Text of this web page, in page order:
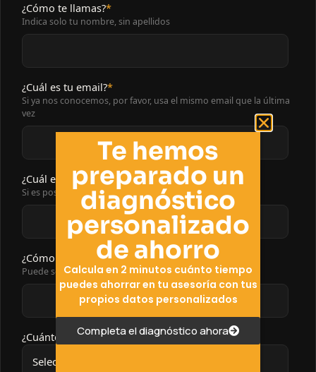
¿Cómo te llamas?*
Indica solo tu nombre, sin apellidos
¿Cuál es tu email?*
Si ya nos conocemos, por favor, usa el mismo email que la última
vez
¿Cuál es tu teléfono?*
Si es posible, preferimos tu teléfono directo
¿Cómo se llama tu asesoría? *
Puede ser el nombre comercial o la denominación social
¿Cuántos sois en el equipo?*
Te hemos
preparado un
diagnóstico
personalizado
de ahorro
Calcula en 2 minutos cuánto tiempo
puedes ahorrar en tu asesoría con tus
propios datos personalizados
Completa el diagnóstico ahora